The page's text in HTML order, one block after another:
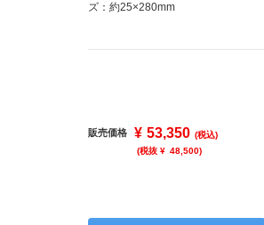
ズ：約25×280mm
販売価格 ¥ 53,350 (税込)
(税抜 ¥ 48,500)